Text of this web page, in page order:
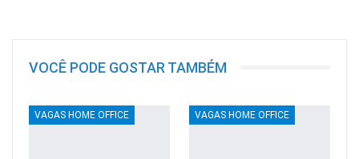
VOCÊ PODE GOSTAR TAMBÉM
VAGAS HOME OFFICE VAGAS HOME OFFICE